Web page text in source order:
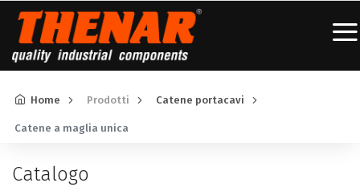
Home Prodotti Catene portacavi
Catene a maglia unica
Catalogo